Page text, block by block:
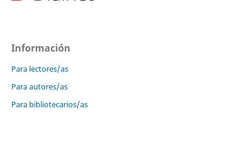
Información
Para lectores/as
Para autores/as
Para bibliotecarios/as